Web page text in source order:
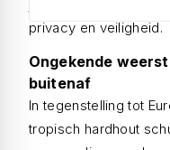
jarenlang zorgeloos
privacy en veiligheid.
Ongekende
buitenaf
In tegenstelling tot
tropisch hardhout